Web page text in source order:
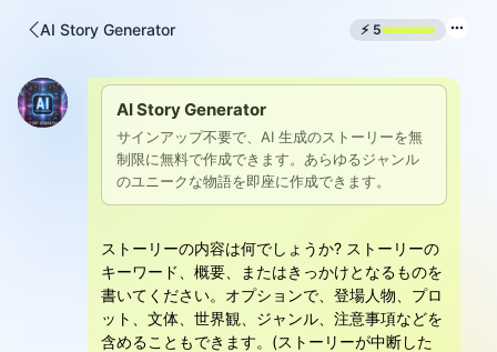
AI Story Generator ⚡ 5
AI Story Generator
サインアップ不要で、AI 生成のストーリーを無
制限に無料で作成できます。あらゆるジャンル
のユニークな物語を即座に作成できます。
ストーリーの内容は何でしょうか? ストーリーの
キーワード、概要、またはきっかけとなるものを
書いてください。オプションで、登場人物、プロ
ット、文体、世界観、ジャンル、注意事項などを
含めることもできます。(ストーリーが中断した